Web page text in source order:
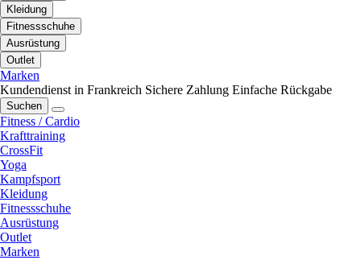
Kleidung
Fitnessschuhe
Ausrüstung
Outlet
Marken
Kundendienst in Frankreich Sichere Zahlung Einfache Rückgabe
Suchen
Fitness / Cardio
Krafttraining
CrossFit
Yoga
Kampfsport
Kleidung
Fitnessschuhe
Ausrüstung
Outlet
Marken